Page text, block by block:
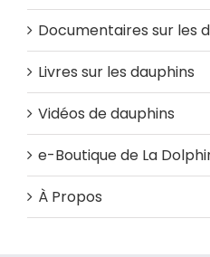
Documentaires sur les
Livres sur les dauphins
Vidéos de dauphins
e-Boutique de La
À Propos